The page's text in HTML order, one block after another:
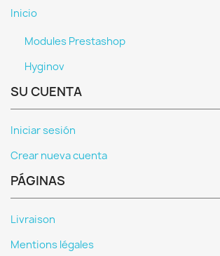
Inicio
Modules Prestashop
Hyginov
SU CUENTA
Iniciar sesión
Crear nueva cuenta
PÁGINAS
Livraison
Mentions légales